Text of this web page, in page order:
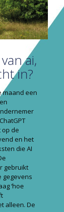
ai,
in?
maand een
op de
en het
die AI
gebruikt
gegevens
‘hoe
alleen. De